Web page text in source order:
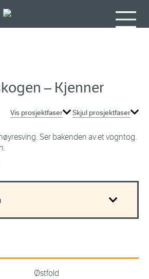
– Kjenner
Vis prosjektfaser Skjul prosjektfaser
Østfold